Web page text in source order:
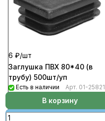
6 ₽/шт
Заглушка ПВХ 80*40 (в
трубу) 500шт/уп
Есть в наличии Арт. 01-25821
В корзину